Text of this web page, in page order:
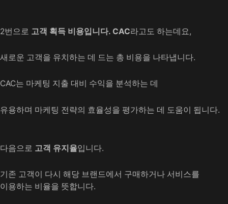
2번으로 고객 획득 비용입니다. CAC라고도 하는데요,
새로운 고객을 유치하는 데 드는 총 비용을 나타냅니다.
CAC는 마케팅 지출 대비 수익을 분석하는 데
유용하며 마케팅 전략의 효율성을 평가하는 데 도움이 됩니다.
다음으로 고객 유지율입니다.
기존 고객이 다시 해당 브랜드에서 구매하거나 서비스를
이용하는 비율을 뜻합니다.